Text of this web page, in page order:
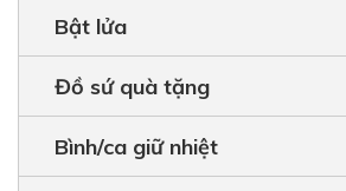
Bật lửa
Đồ sứ quà tặng
Bình/ca giữ nhiệt